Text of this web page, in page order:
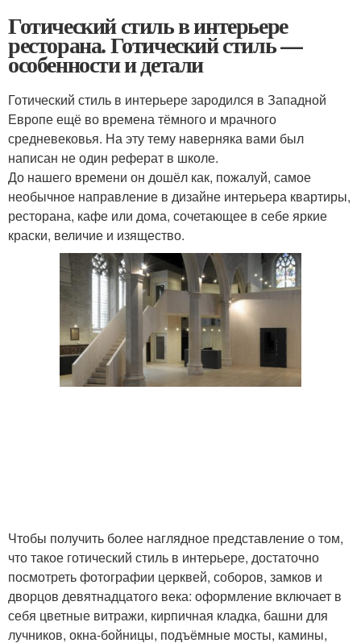
Готический стиль в интерьере
ресторана. Готический стиль —
особенности и детали
Готический стиль в интерьере зародился в Западной
Европе ещё во времена тёмного и мрачного
средневековья. На эту тему наверняка вами был
написан не один реферат в школе.
До нашего времени он дошёл как, пожалуй, самое
необычное направление в дизайне интерьера квартиры,
ресторана, кафе или дома, сочетающее в себе яркие
краски, величие и изящество.
Чтобы получить более наглядное представление о том,
что такое готический стиль в интерьере, достаточно
посмотреть фотографии церквей, соборов, замков и
дворцов девятнадцатого века: оформление включает в
себя цветные витражи, кирпичная кладка, башни для
лучников, окна-бойницы, подъёмные мосты, камины,